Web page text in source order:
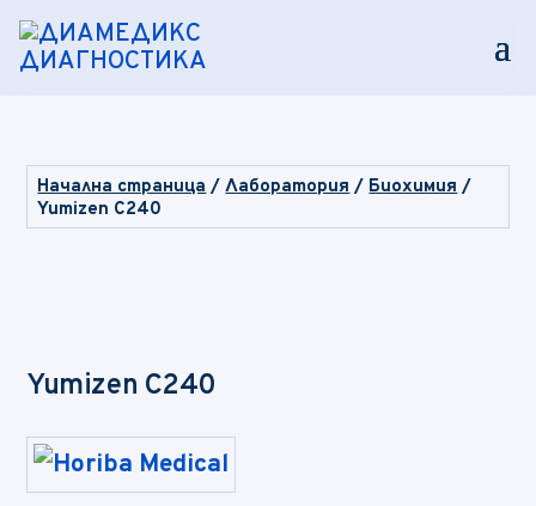
Начална страница/Лаборатория/Биохимия/
Yumizen C240
Yumizen C240